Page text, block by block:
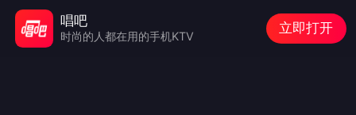
唱吧
时尚的人都在用的手机KTV
立即打开